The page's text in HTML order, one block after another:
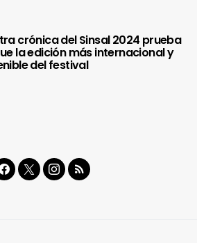
crónica del Sinsal 2024 prueba
la edición más internacional y
del festival